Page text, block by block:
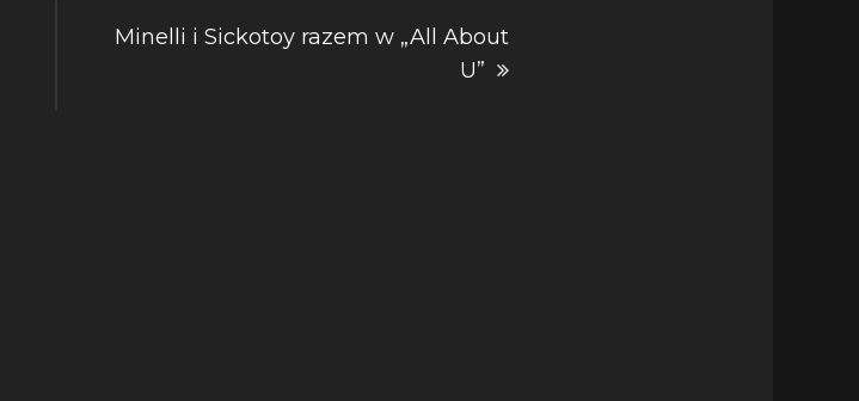
Minelli i Sickotoy razem w „All About
U”